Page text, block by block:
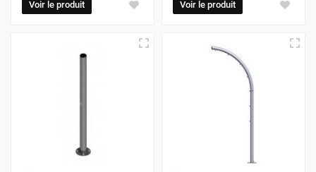
Voir le produit Voir le produit